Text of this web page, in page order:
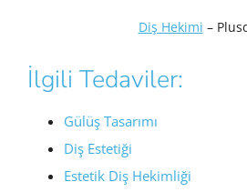
Diş Hekimi –
İlgili Tedaviler:
Gülüş Tasarımı
Diş Estetiği
Estetik Diş Hekimliği